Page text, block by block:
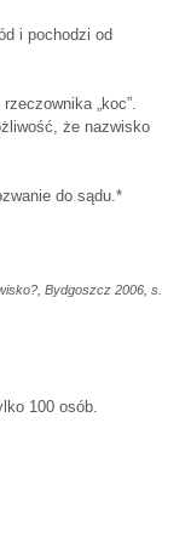
i pochodzi od
„koc”.
że nazwisko
do sądu.*
Bydgoszcz 2006, s.
100 osób.